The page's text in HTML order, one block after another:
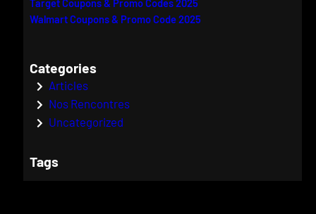
Target Coupons & Promo Codes 2025
Walmart Coupons & Promo Code 2025
Categories
Articles
Nos Rencontres
Uncategorized
Tags